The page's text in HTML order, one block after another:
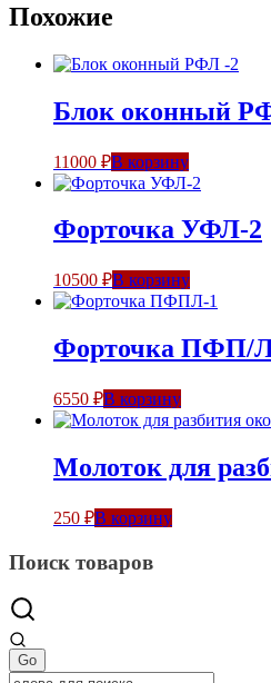
Похожие
Блок оконный
11000 ₽В корзину
Форточка УФЛ-2
10500 ₽В корзину
Форточка ПФП/
6550 ₽В корзину
Молоток для
250 ₽В корзину
Поиск товаров